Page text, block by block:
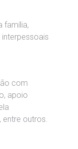
família,
com
apoio
entre outros.